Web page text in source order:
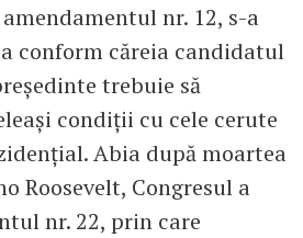
nr. 12, s-a
conform căreia candidatul
trebuie să
condiţii cu cele cerute
Abia după moartea
Roosevelt, Congresul a
nr. 22, prin care